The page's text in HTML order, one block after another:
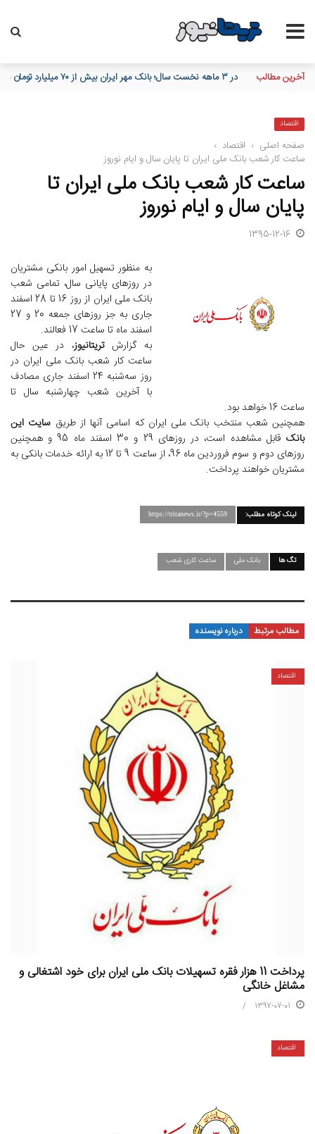
آخرین مطالب پرداخت بدون کارت با «پی‌پاد»؛ تجربه‌ای سریع، امن و هوشمند
اقتصاد
صفحه اصلی › اقتصاد ›
ساعت کار شعب بانک ملی ایران تا پایان سال و ایام نوروز
ساعت کار شعب بانک ملی ایران تا
پایان سال و ایام نوروز
1395-12-16
به منظور تسهیل امور بانکی مشتریان
در روزهای پایانی سال، تمامی شعب
بانک ملی ایران از روز 16 تا 28 اسفند
جاری به جز روزهای جمعه 20 و 27
اسفند ماه تا ساعت 17 فعالند.
به گزارشتریتانیوز، در عین حال
ساعت کار شعب بانک ملی ایران در
روز سه‌شنبه 24 اسفند جاری مصادف
با آخرین شعب چهارشنبه سال تا
ساعت 16 خواهد بود.
همچنین شعب منتخب بانک ملی ایران که اسامی آنها از طریق سایت این
بانک
قابل مشاهده است، در روزهای 29 و 30 اسفند ماه 95 و همچنین
روزهای دوم و سوم فروردین ماه 96، از ساعت 9 تا 12 به ارائه خدمات بانکی به
مشتریان خواهند پرداخت.
لینک کوتاه مطلب: https://tritanews.ir/?p=4559
تگ ها بانک ملی ساعت کاری شعب
مطالب مرتبط درباره نویسنده
اقتصاد
پرداخت 11 هزار فقره تسهیلات بانک ملی ایران برای خود اشتغالی و
مشاغل خانگی
1397-07-01
اقتصاد